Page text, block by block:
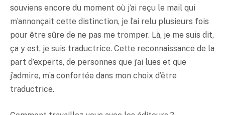
souviens encore du moment où j’ai reçu le mail qui
m’annonçait cette distinction, je l’ai relu plusieurs fois
pour être sûre de ne pas me tromper. Là, je me suis dit,
ça y est, je suis traductrice. Cette reconnaissance de la
part d’experts, de personnes que j’ai lues et que
j’admire, m’a confortée dans mon choix d’être
traductrice.